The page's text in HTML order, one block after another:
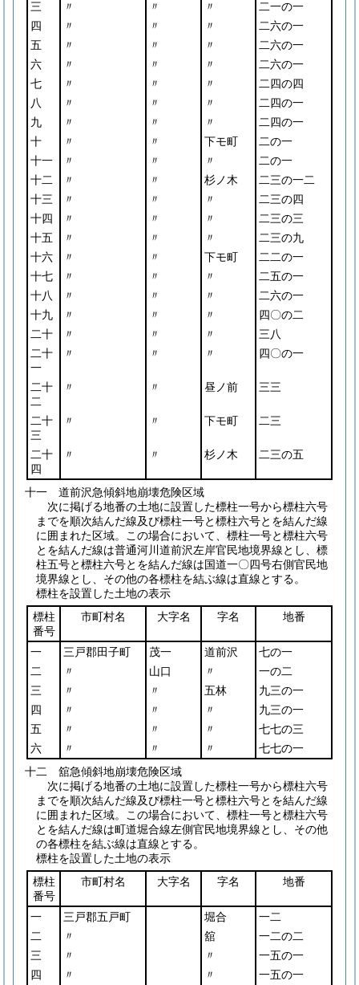
三
〃 〃 〃
二一の一
四
〃 〃 〃
二六の一
五
〃 〃 〃
二六の一
六
〃 〃 〃
二六の一
七
〃 〃 〃
二四の四
八
〃 〃 〃
二四の一
九
〃 〃 〃
二四の一
十
〃 〃 下モ町
二の一
十一
〃 〃 〃
二の一
十二
〃 〃 杉ノ木
二三の一二
十三
〃 〃 〃
二三の四
十四
〃 〃 〃
二三の三
十五
〃 〃 〃
二三の九
十六
〃 〃 下モ町
二二の一
十七
〃 〃 〃
二五の一
十八
〃 〃 〃
二六の一
十九
〃 〃 〃
四〇の二
二十
〃 〃 〃
三八
二十
一
〃 〃 〃 四〇の一
二十
二
〃 〃 昼ノ前 三三
二十
三
〃 〃 下モ町 二三
二十
四
〃 〃 杉ノ木 二三の五
十一 道前沢急傾斜地崩壊危険区域
次に掲げる地番の土地に設置した標柱一号から標柱六号
までを順次結んだ線及び標柱一号と標柱六号とを結んだ線
に囲まれた区域。この場合において、標柱一号と標柱六号
とを結んだ線は普通河川道前沢左岸官民地境界線とし、標
柱五号と標柱六号とを結んだ線は国道一〇四号右側官民地
境界線とし、その他の各標柱を結ぶ線は直線とする。
標柱を設置した土地の表示
標柱
番号
市町村名 大字名 字名 地番
一 三戸郡田子町 茂一 道前沢
七の一
二
〃 山口 〃
一の二
三
〃 〃 五林
九三の一
四
〃 〃 〃
九三の一
五
〃 〃 〃
七七の三
六
〃 〃 〃
七七の一
十二 舘急傾斜地崩壊危険区域
次に掲げる地番の土地に設置した標柱一号から標柱六号
までを順次結んだ線及び標柱一号と標柱六号とを結んだ線
に囲まれた区域。この場合において、標柱一号と標柱六号
とを結んだ線は町道堀合線左側官民地境界線とし、その他
の各標柱を結ぶ線は直線とする。
標柱を設置した土地の表示
標柱
番号
市町村名 大字名 字名 地番
一 三戸郡五戸町 堀合
一二
二
〃 舘
一二の二
三
〃 〃
一五の一
四
〃 〃 一五の一